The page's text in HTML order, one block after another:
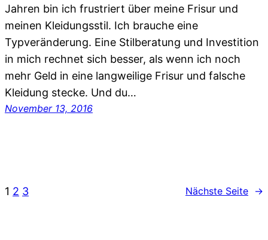
Jahren bin ich frustriert über meine Frisur und
meinen Kleidungsstil. Ich brauche eine
Typveränderung. Eine Stilberatung und Investition
in mich rechnet sich besser, als wenn ich noch
mehr Geld in eine langweilige Frisur und falsche
Kleidung stecke. Und du…
November 13, 2016
1 2 3 Nächste Seite →